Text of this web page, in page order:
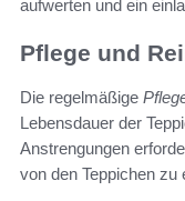
aufwerten und ein
Pflege und
Die regelmäßige
Lebensdauer der
Anstrengungen
von den Teppichen zu